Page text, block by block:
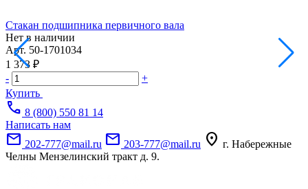
Стакан подшипника первичного вала
Нет в наличии
Арт. 50-1701034
1 373 ₽
-
+
Купить
call 8 (800) 550 81 14
Написать нам
mail 202-777@mail.ru mail 203-777@mail.ru location_on г. Набережные
Челны Мензелинский тракт д. 9.